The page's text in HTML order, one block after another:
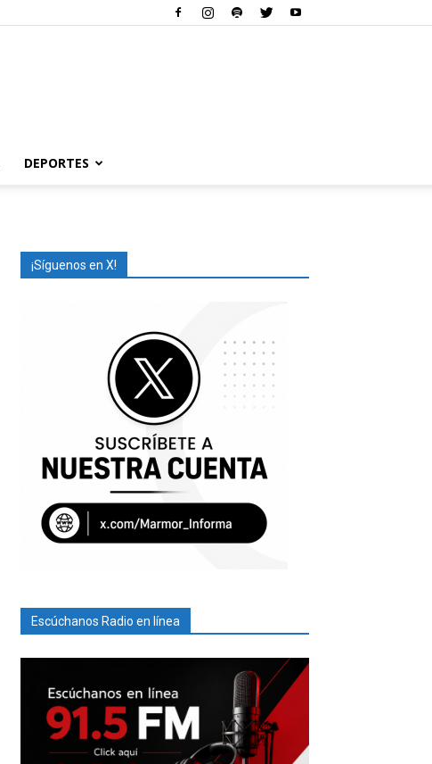
DEPORTES
¡Síguenos en X!
Escúchanos Radio en línea